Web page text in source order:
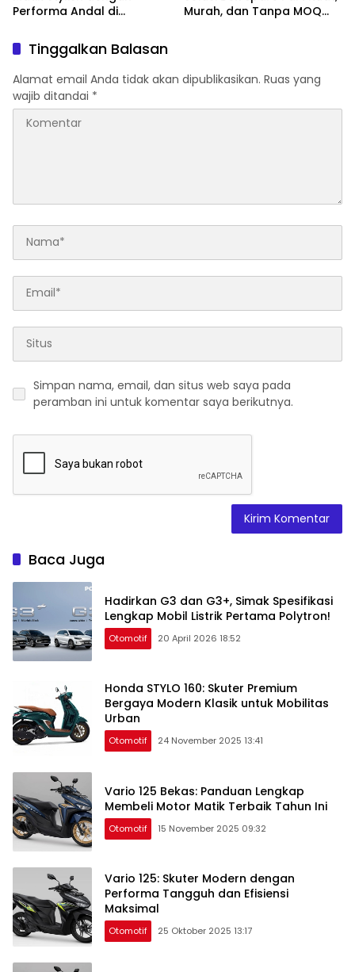
Performa Andal di
Murah, dan Tanpa MOQ
Tinggalkan Balasan
Alamat email Anda tidak akan dipublikasikan. Ruas yang
wajib ditandai *
Simpan nama, email, dan situs web saya pada
peramban ini untuk komentar saya berikutnya.
Baca Juga
Hadirkan G3 dan G3+, Simak Spesifikasi
Lengkap Mobil Listrik Pertama Polytron!
Otomotif 20 April 2026 18:52
Honda STYLO 160: Skuter Premium
Bergaya Modern Klasik untuk Mobilitas
Urban
Otomotif 24 November 2025 13:41
Vario 125 Bekas: Panduan Lengkap
Membeli Motor Matik Terbaik Tahun Ini
Otomotif 15 November 2025 09:32
Vario 125: Skuter Modern dengan
Performa Tangguh dan Efisiensi
Maksimal
Otomotif 25 Oktober 2025 13:17